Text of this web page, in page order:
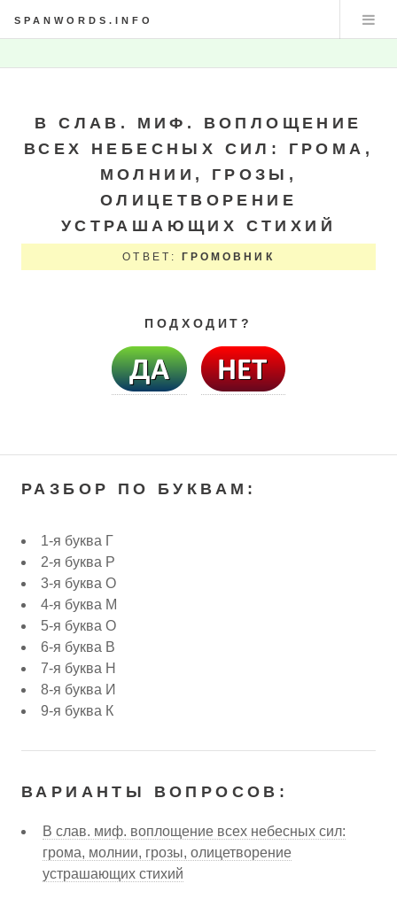
SPANWORDS.INFO
В СЛАВ. МИФ. ВОПЛОЩЕНИЕ
ВСЕХ НЕБЕСНЫХ СИЛ: ГРОМА,
МОЛНИИ, ГРОЗЫ,
ОЛИЦЕТВОРЕНИЕ
УСТРАШАЮЩИХ СТИХИЙ
ОТВЕТ: ГРОМОВНИК
ПОДХОДИТ?
РАЗБОР ПО БУКВАМ:
1-я буква Г
2-я буква Р
3-я буква О
4-я буква М
5-я буква О
6-я буква В
7-я буква Н
8-я буква И
9-я буква К
ВАРИАНТЫ ВОПРОСОВ:
В слав. миф. воплощение всех небесных сил:
грома, молнии, грозы, олицетворение
устрашающих стихий